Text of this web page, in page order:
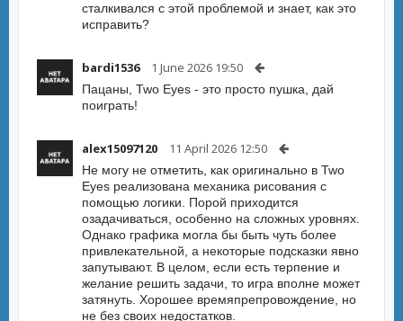
сталкивался с этой проблемой и знает, как это
исправить?
bardi1536 1 June 2026 19:50
Пацаны, Two Eyes - это просто пушка, дай
поиграть!
alex15097120 11 April 2026 12:50
Не могу не отметить, как оригинально в Two
Eyes реализована механика рисования с
помощью логики. Порой приходится
озадачиваться, особенно на сложных уровнях.
Однако графика могла бы быть чуть более
привлекательной, а некоторые подсказки явно
запутывают. В целом, если есть терпение и
желание решить задачи, то игра вполне может
затянуть. Хорошее времяпрепровождение, но
не без своих недостатков.